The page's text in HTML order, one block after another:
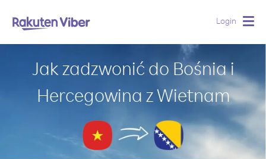
Login
Jak zadzwonić do Bośnia i
Hercegowina z Wietnam